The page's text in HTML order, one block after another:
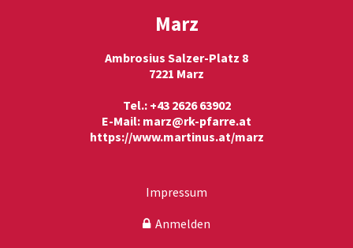
Marz
Ambrosius Salzer-Platz 8
7221 Marz
Tel.: +43 2626 63902
E-Mail: marz@rk-pfarre.at
https://www.martinus.at/marz
Impressum
Anmelden